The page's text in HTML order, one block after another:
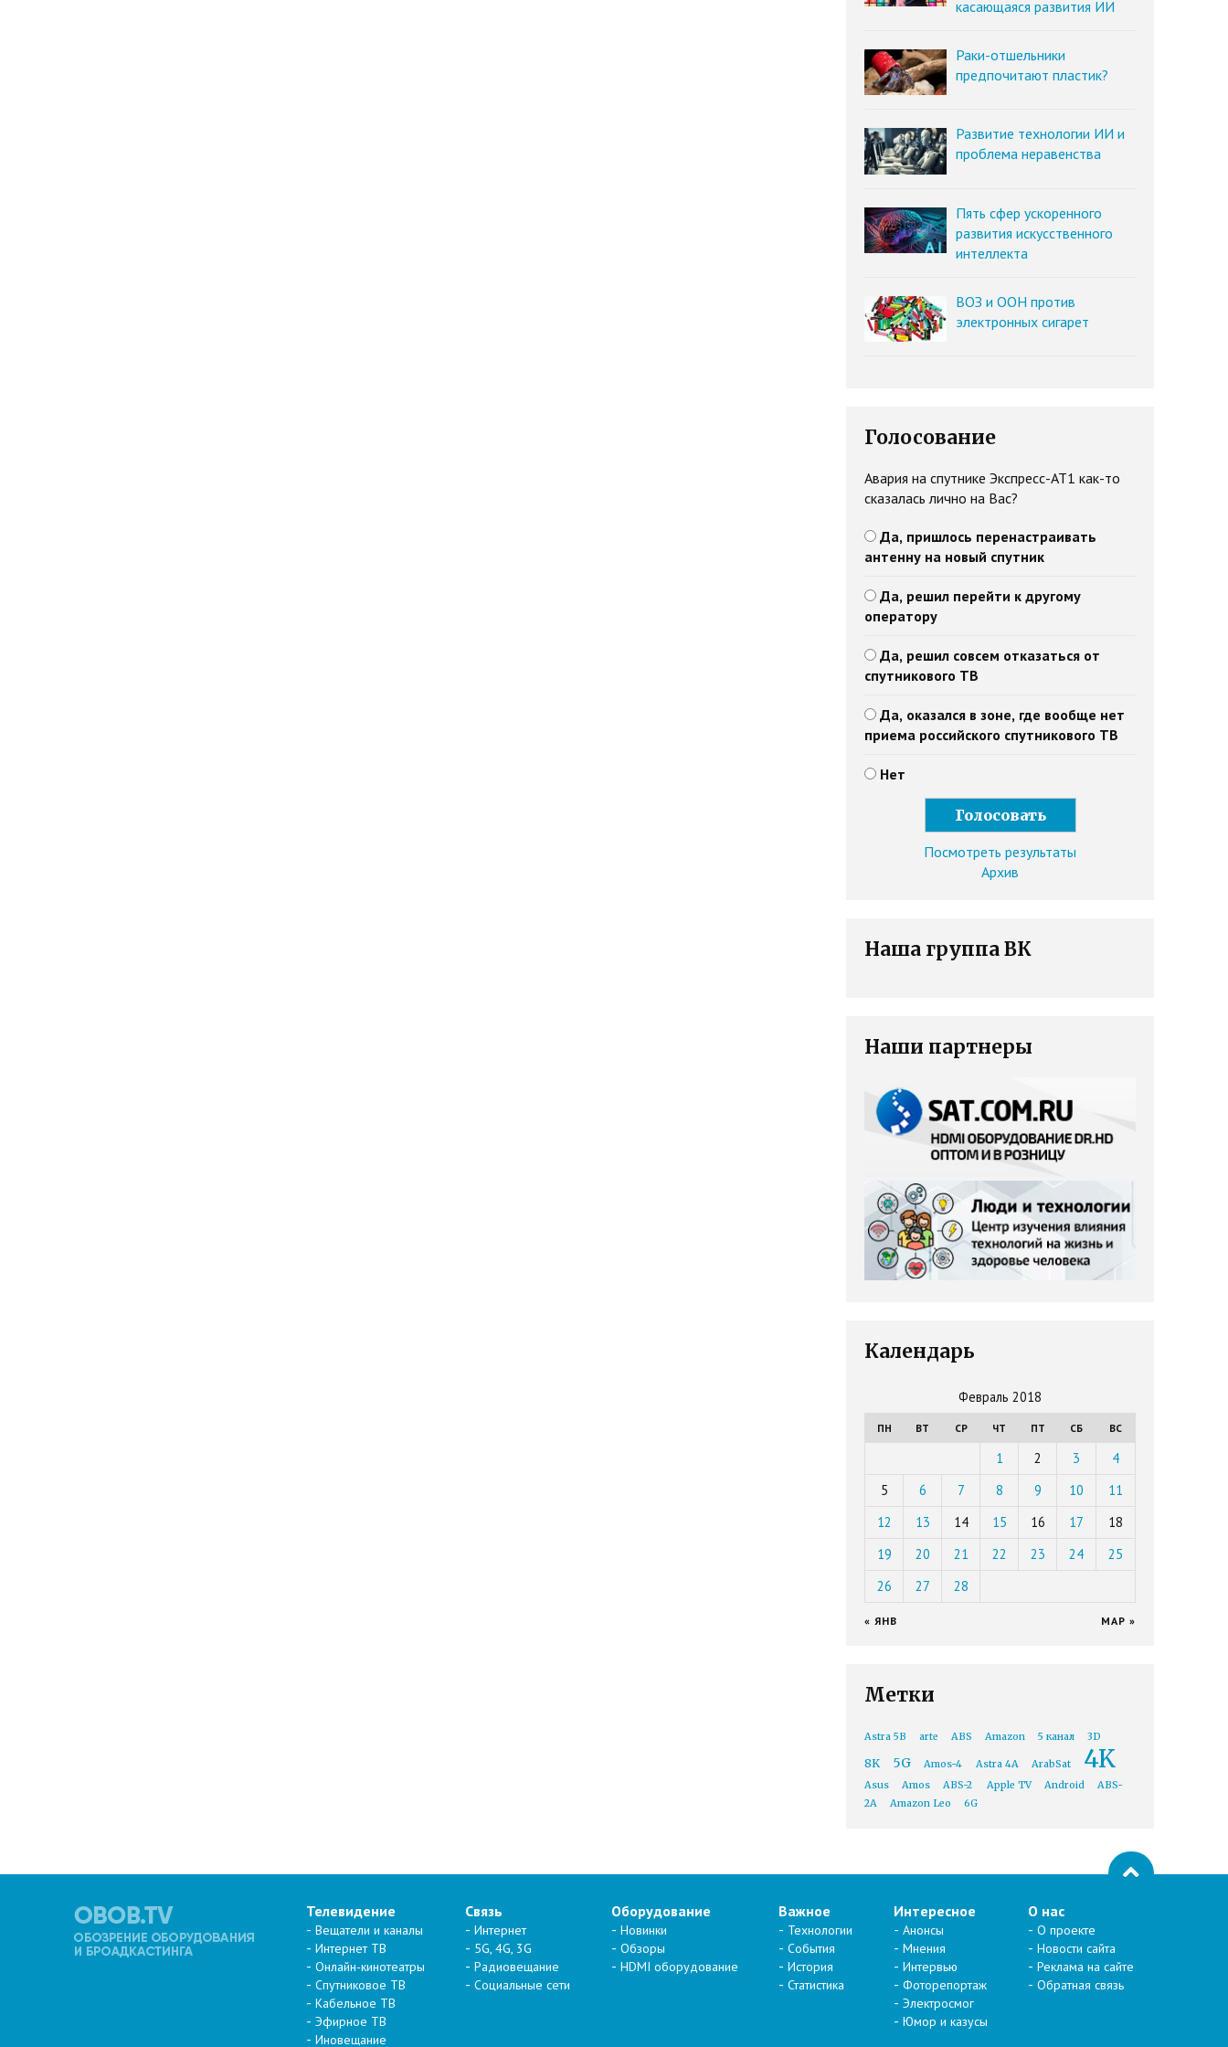
касающаяся развития ИИ
Раки-отшельники
предпочитают пластик?
Развитие технологии ИИ и
проблема неравенства
Пять сфер ускоренного
развития искусственного
интеллекта
ВОЗ и ООН против
электронных сигарет
Голосование
Авария на спутнике Экспресс-АТ1 как-то
сказалась лично на Вас?
Да, пришлось перенастраивать
антенну на новый спутник
Да, решил перейти к другому
оператору
Да, решил совсем отказаться от
спутникового ТВ
Да, оказался в зоне, где вообще нет
приема российского спутникового ТВ
Нет
Посмотреть результаты
Архив
Наша группа ВК
Наши партнеры
Календарь
Февраль 2018
ПН ВТ СР ЧТ ПТ СБ ВС
1 2 3
4
5
6 7 8 9 10
11
12
13 14 15 16 17
18
19
20 21 22 23 24
25
26
27 28
« ЯНВ МАР »
Метки
Astra 5B arte ABS Amazon 5 канал 3D
8K 5G Amos-4 Astra 4A ArabSat 4K
Asus Amos ABS-2 Apple TV Android
ABS-
2A
Amazon Leo 6G
Телевидение
Вещатели и каналы
Интернет ТВ
Онлайн-кинотеатры
Спутниковое ТВ
Кабельное ТВ
Эфирное ТВ
Иновещание
Связь
Интернет
5G, 4G, 3G
Радиовещание
Социальные сети
Оборудование
Новинки
Обзоры
HDMI оборудование
Важное
Технологии
События
История
Статистика
Интересное
Анонсы
Мнения
Интервью
Фоторепортаж
Электросмог
Юмор и казусы
О нас
О проекте
Новости сайта
Реклама на сайте
Обратная связь